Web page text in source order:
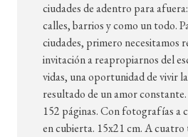
ciudades de adentro para
calles, barrios y como un todo.
ciudades, primero necesitamos
invitación a reapropiarnos del
vidas, una oportunidad de vivir
resultado de un amor constante.
152 páginas. Con fotografías a
en cubierta. 15x21 cm. A